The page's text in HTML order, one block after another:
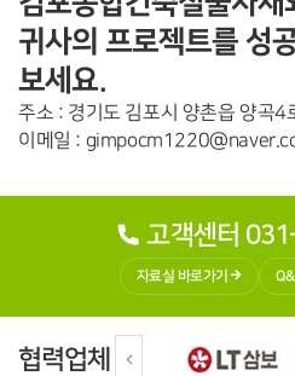
귀사의 프로젝트를 성
보세요.
주소 : 경기도 김포시 양촌읍 양곡4
이메일 :
고객센터
자료실 바로가기
협력업체